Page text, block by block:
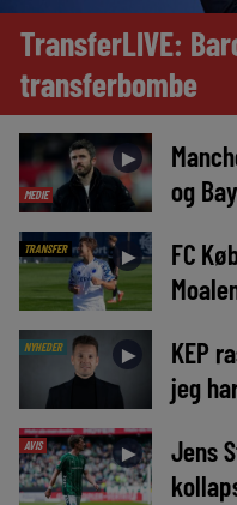
TransferLIVE:
transferbombe
MEDIE
►
og
TRANSFER ►
FC
NYHEDER ►
KEP
jeg
AVIS ►
Jens